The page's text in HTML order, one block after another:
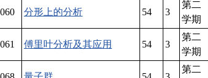
分形上的分析 54 3
第二
学期
傅里叶分析及其应用 54 3
第二
学期
第二